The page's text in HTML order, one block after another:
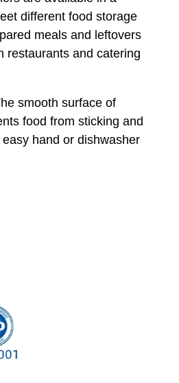
different food storage
meals and leftovers
restaurants and catering
smooth surface of
food from sticking and
hand or dishwasher